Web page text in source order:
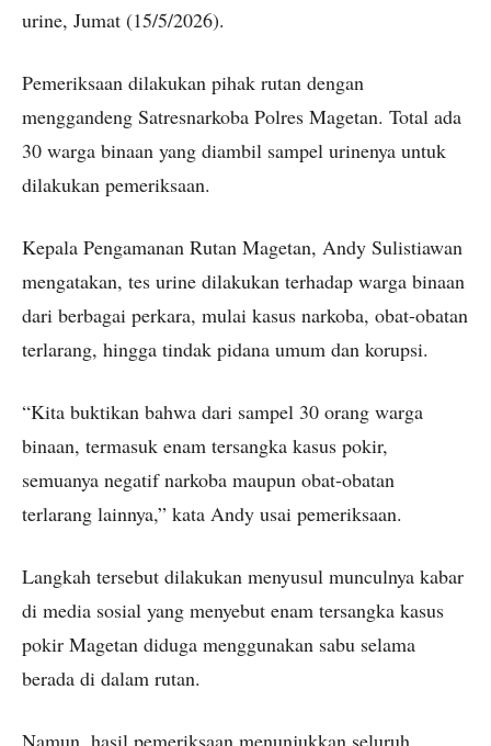
urine, Jumat (15/5/2026).
Pemeriksaan dilakukan pihak rutan dengan
menggandeng Satresnarkoba Polres Magetan. Total ada
30 warga binaan yang diambil sampel urinenya untuk
dilakukan pemeriksaan.
Kepala Pengamanan Rutan Magetan, Andy Sulistiawan
mengatakan, tes urine dilakukan terhadap warga binaan
dari berbagai perkara, mulai kasus narkoba, obat-obatan
terlarang, hingga tindak pidana umum dan korupsi.
“Kita buktikan bahwa dari sampel 30 orang warga
binaan, termasuk enam tersangka kasus pokir,
semuanya negatif narkoba maupun obat-obatan
terlarang lainnya,” kata Andy usai pemeriksaan.
Langkah tersebut dilakukan menyusul munculnya kabar
di media sosial yang menyebut enam tersangka kasus
pokir Magetan diduga menggunakan sabu selama
berada di dalam rutan.
Namun, hasil pemeriksaan menunjukkan seluruh